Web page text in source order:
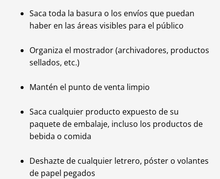
Saca toda la basura o los envíos que puedan
haber en las áreas visibles para el público
Organiza el mostrador (archivadores, productos
sellados, etc.)
Mantén el punto de venta limpio
Saca cualquier producto expuesto de su
paquete de embalaje, incluso los productos de
bebida o comida
Deshazte de cualquier letrero, póster o volantes
de papel pegados